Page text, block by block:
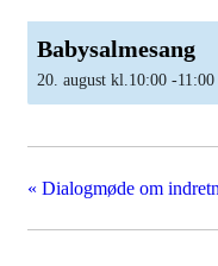
Babysalmesang
20. august kl.10:00 -11:00
« Dialogmøde om